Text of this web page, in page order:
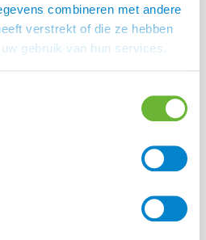
combineren met andere
verstrekt of die ze hebben
gebruik van hun services.